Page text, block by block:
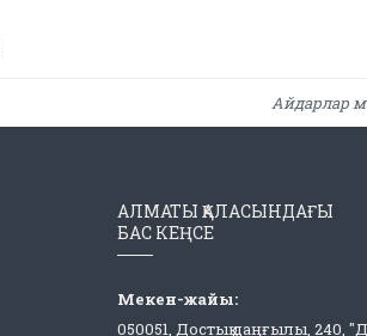
Айдарлар
АЛМАТЫ ҚАЛАСЫНДАҒЫ
БАС КЕҢСЕ
Мекен-жайы:
050051, Достық даңғылы, 240,